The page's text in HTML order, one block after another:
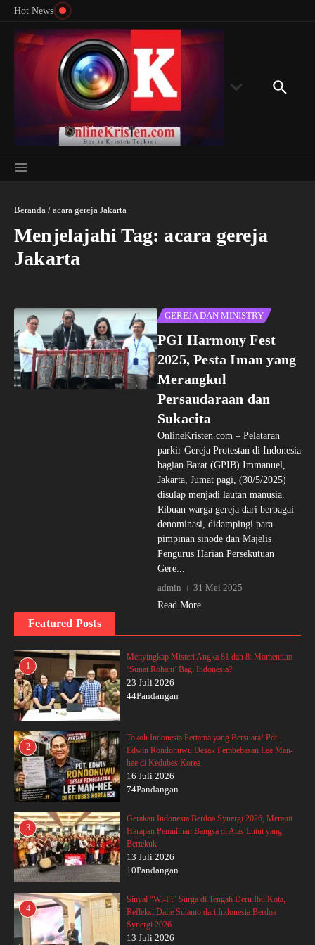
Lewati ke konten
Hot News
Beranda / acara gereja Jakarta
Menjelajahi Tag: acara gereja
Jakarta
GEREJA DAN MINISTRY
PGI Harmony Fest
2025, Pesta Iman yang
Merangkul
Persaudaraan dan
Sukacita
OnlineKristen.com – Pelataran
parkir Gereja Protestan di Indonesia
bagian Barat (GPIB) Immanuel,
Jakarta, Jumat pagi, (30/5/2025)
disulap menjadi lautan manusia.
Ribuan warga gereja dari berbagai
denominasi, didampingi para
pimpinan sinode dan Majelis
Pengurus Harian Persekutuan
Gere...
admin
31 Mei 2025
Read More
Featured Posts
1
Menyingkap Misteri Angka 81 dan 8: Momentum
‘Sunat Rohani’ Bagi Indonesia?
23 Juli 2026
44Pandangan
2
Tokoh Indonesia Pertama yang Bersuara! Pdt.
Edwin Rondonuwu Desak Pembebasan Lee Man-
hee di Kedubes Korea
16 Juli 2026
74Pandangan
3
Gerakan Indonesia Berdoa Synergi 2026, Merajut
Harapan Pemulihan Bangsa di Atas Lutut yang
Bertekuk
13 Juli 2026
10Pandangan
4
Sinyal “Wi-Fi” Surga di Tengah Deru Ibu Kota,
Refleksi Dalie Sutanto dari Indonesia Berdoa
Synergi 2026
13 Juli 2026